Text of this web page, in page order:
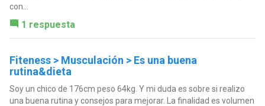
con...
1 respuesta
Fiteness > Musculación > Es una buena
rutina&dieta
Soy un chico de 176cm peso 64kg. Y mi duda es sobre si realizo
una buena rutina y consejos para mejorar. La finalidad es volumen